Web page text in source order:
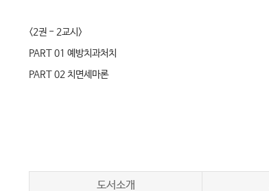
<2권 - 2교시>
PART 01 예방치과처치
PART 02 치면세마론
PART 07 소아치과학도서소개